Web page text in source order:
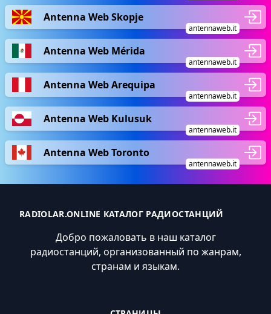
Antenna Web Skopje
antennaweb.it
Antenna Web Mérida
antennaweb.it
Antenna Web Arequipa
antennaweb.it
Antenna Web Kulusuk
antennaweb.it
Antenna Web Toronto
antennaweb.it
RADIOLAR.ONLINE КАТАЛОГ РАДИОСТАНЦИЙ
Добро пожаловать в наш каталог
радиостанций, организованный по жанрам,
странам и языкам.